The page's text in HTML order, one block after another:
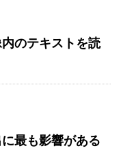
のテキストを読
に最も影響がある